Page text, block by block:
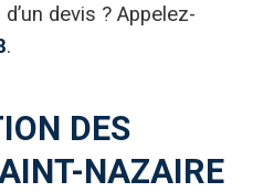
devis ? Appelez-
.
DES
NAZAIRE